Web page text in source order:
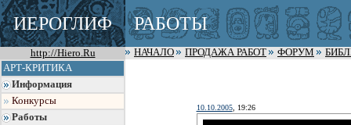
ИЕРОГЛИФ РАБОТЫ
http://Hiero.Ru НАЧАЛО ПРОДАЖА РАБОТ ФОРУМ
АРТ-КРИТИКА
Информация
Конкурсы
Работы
10.10.2005, 19:26